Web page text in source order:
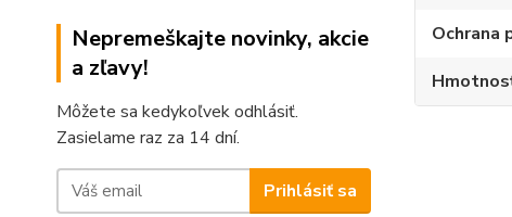
Nepremeškajte novinky, akcie
a zľavy!
Môžete sa kedykoľvek odhlásiť.
Zasielame raz za 14 dní.
Prihlásiť sa
Ochrana